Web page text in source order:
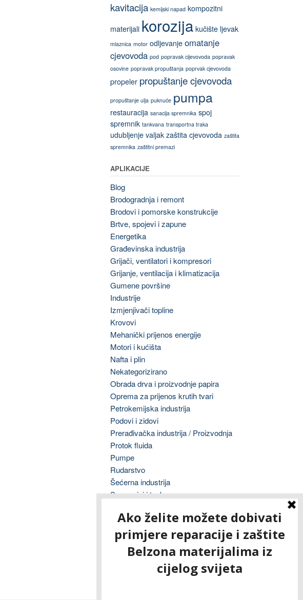
kavitacija kemijski napad kompozitni
materijali korozija kučište ljevak
mlaznica motor odljevanje omatanje
cjevovoda pod popravak cijevovoda popravak
osovine popravak propuštanja poprvak cjevovoda
propeler propuštanje cjevovoda
propuštanje ulja puknuće pumpa
restauracija sanacija spremnika spoj
spremnik tankvana transportna traka
udubljenje valjak zaštita cjevovoda zaštita
spremnika zaštitni premazi
APLIKACIJE
Blog
Brodogradnja i remont
Brodovi i pomorske konstrukcije
Brtve, spojevi i zapune
Energetika
Građevinska industrija
Grijači, ventilatori i kompresori
Grijanje, ventilacija i klimatizacija
Gumene površine
Industrije
Izmjenjivači topline
Krovovi
Mehanički prijenos energije
Motori i kućišta
Nafta i plin
Nekategorizirano
Obrada drva i proizvodnje papira
Oprema za prijenos krutih tvari
Petrokemijska industrija
Podovi i zidovi
Prerađivačka industrija / Proizvodnja
Protok fluida
Pumpe
Rudarstvo
Šećerna industrija
Spremnici i tankvane
Tisak
Transformatori
Ventili, cijevi i fitinzi
Vodovod i odvodnja